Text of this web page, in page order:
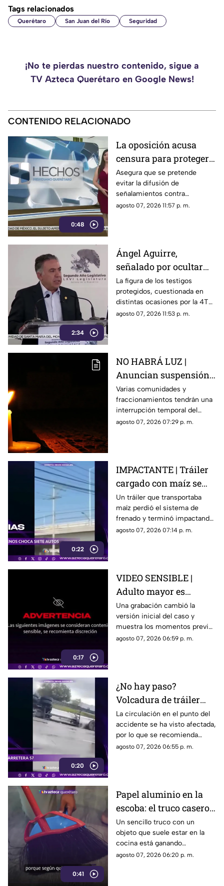
Tags relacionados
Querétaro San Juan del Río Seguridad
¡No te pierdas nuestro contenido, sigue a
TV Azteca Querétaro en Google News!
CONTENIDO RELACIONADO
0:48
La oposición acusa
censura para proteger a
presuntos
narcopolíticos
vinculados a la 4T
Asegura que se pretende
evitar la difusión de
señalamientos contra
presuntos narcopolíticos
agosto 07, 2026 11:57 p. m.
2:34
Ángel Aguirre,
señalado por ocultar
evidencia del caso
Ayotzinapa
La figura de los testigos
protegidos, cuestionada en
distintas ocasiones por la 4T
cuando es utilizada por
investigación contra el
exgobernador
agosto 07, 2026 11:53 p. m.
NO HABRÁ LUZ |
Anuncian suspensión
del suministro eléctrico
en Querétaro; estás
serán las zonas
afectadas
Varias comunidades y
fraccionamientos tendrán una
interrupción temporal del
servicio eléctrico durante
agosto 07, 2026 07:29 p. m.
0:22
IMPACTANTE | Tráiler
cargado con maíz se
queda sin frenos y
embiste a siete
vehículos
Un tráiler que transportaba
maíz perdió el sistema de
frenado y terminó impactando
a siete vehículos que
agosto 07, 2026 07:14 p. m.
0:17
VIDEO SENSIBLE |
Adulto mayor es
atropell4do por tráiler;
fue empujado antes de
m0rir
Una grabación cambió la
versión inicial del caso y
muestra los momentos previos
al atropellamiento ocurrido en
agosto 07, 2026 06:59 p. m.
0:20
¿No hay paso?
Volcadura de tráiler
colapsa este punto de la
carretera 57
La circulación en el punto del
accidente se ha visto afectada,
por lo que se recomienda
considerar tiempos de
agosto 07, 2026 06:55 p. m.
0:41
Papel aluminio en la
escoba: el truco casero
que se volvió viral
Un sencillo truco con un
objeto que suele estar en la
cocina está ganando
popularidad entre quienes
agosto 07, 2026 06:20 p. m.